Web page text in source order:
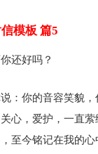
模板 篇5
还好吗？
：你的音容笑貌
心，爱护，一直
至今铭记在我的